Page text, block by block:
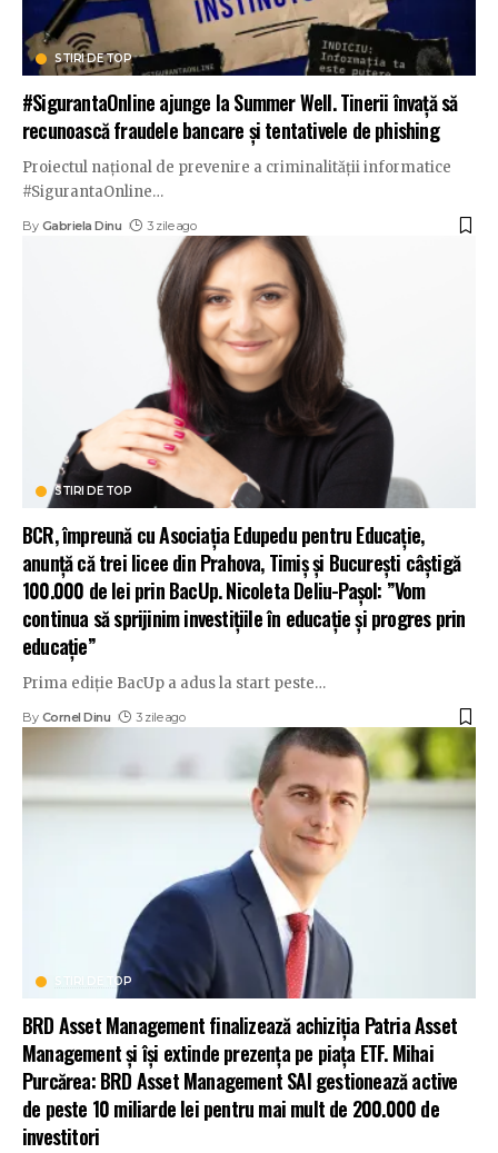
STIRI DE TOP
#SigurantaOnline ajunge la Summer Well. Tinerii învață să
recunoască fraudele bancare și tentativele de phishing
Proiectul național de prevenire a criminalității informatice
#SigurantaOnline…
By Gabriela Dinu 3 zile ago
STIRI DE TOP
BCR, împreună cu Asociația Edupedu pentru Educație,
anunță că trei licee din Prahova, Timiș și București câștigă
100.000 de lei prin BacUp. Nicoleta Deliu-Pașol: ”Vom
continua să sprijinim investițiile în educație și progres prin
educație”
Prima ediție BacUp a adus la start peste…
By Cornel Dinu 3 zile ago
STIRI DE TOP
BRD Asset Management finalizează achiziția Patria Asset
Management și își extinde prezența pe piața ETF. Mihai
Purcărea: BRD Asset Management SAI gestionează active
de peste 10 miliarde lei pentru mai mult de 200.000 de
investitori